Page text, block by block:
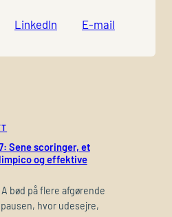
LinkedIn E-mail
Sene scoringer, et
og effektive
bød på flere afgørende
hvor udesejre,